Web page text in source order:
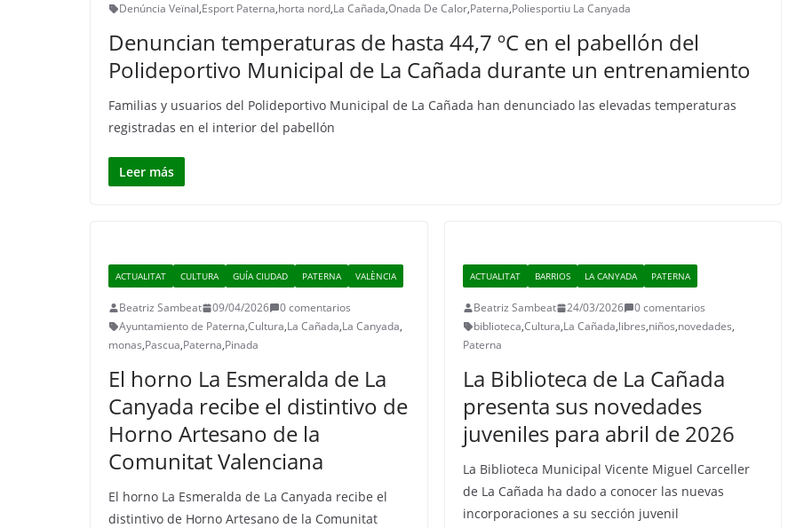
Denúncia Veïnal,Esport Paterna,horta nord,La Cañada,Onada De Calor,Paterna,Poliesportiu La Canyada
Denuncian temperaturas de hasta 44,7 ºC en el pabellón del
Polideportivo Municipal de La Cañada durante un entrenamiento
Familias y usuarios del Polideportivo Municipal de La Cañada han denunciado las elevadas temperaturas
registradas en el interior del pabellón
Leer más
ACTUALITAT CULTURA GUÍA CIUDAD PATERNA VALÈNCIA
Beatriz Sambeat 09/04/2026
0 comentarios
Ayuntamiento de Paterna,Cultura,La Cañada,La Canyada,
monas,Pascua,Paterna,Pinada
El horno La Esmeralda de La
Canyada recibe el distintivo de
Horno Artesano de la
Comunitat Valenciana
El horno La Esmeralda de La Canyada recibe el
distintivo de Horno Artesano de la Comunitat
ACTUALITAT BARRIOS LA CANYADA PATERNA
Beatriz Sambeat 24/03/2026
0 comentarios
biblioteca,Cultura,La Cañada,libres,niños,novedades,
Paterna
La Biblioteca de La Cañada
presenta sus novedades
juveniles para abril de 2026
La Biblioteca Municipal Vicente Miguel Carceller
de La Cañada ha dado a conocer las nuevas
incorporaciones a su sección juvenil